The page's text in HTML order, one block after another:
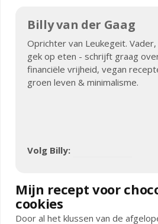
Billy van der Gaag
Oprichter van Leukegeit. Vader,
gek op eten - schrijft graag
financiële vrijheid, vegan
groen leven & minimalisme.
Volg Billy:
Mijn recept voor
cookies
Door al het klussen van de